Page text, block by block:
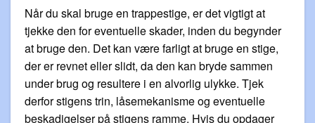
Når du skal bruge en trappestige, er det vigtigt at
tjekke den for eventuelle skader, inden du begynder
at bruge den. Det kan være farligt at bruge en stige,
der er revnet eller slidt, da den kan bryde sammen
under brug og resultere i en alvorlig ulykke. Tjek
derfor stigens trin, låsemekanisme og eventuelle
beskadigelser på stigens ramme. Hvis du opdager